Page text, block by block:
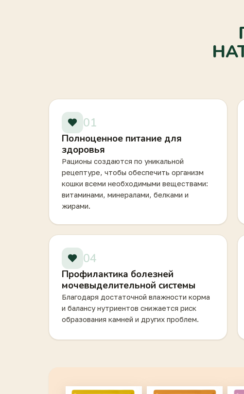
01
Полноценное питание для
здоровья
Рационы создаются по уникальной
рецептуре, чтобы обеспечить организм
кошки всеми необходимыми веществами:
витаминами, минералами, белками и
жирами.
04
Профилактика болезней
мочевыделительной системы
Благодаря достаточной влажности корма
и балансу нутриентов снижается риск
образования камней и других проблем.